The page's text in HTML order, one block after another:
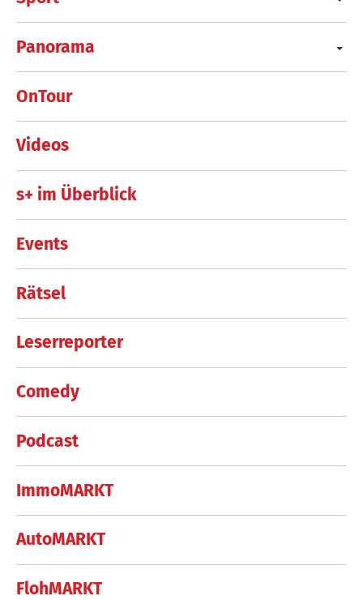
Panorama
OnTour
Videos
s+ im Überblick
Events
Rätsel
Leserreporter
Comedy
Podcast
ImmoMARKT
AutoMARKT
FlohMARKT